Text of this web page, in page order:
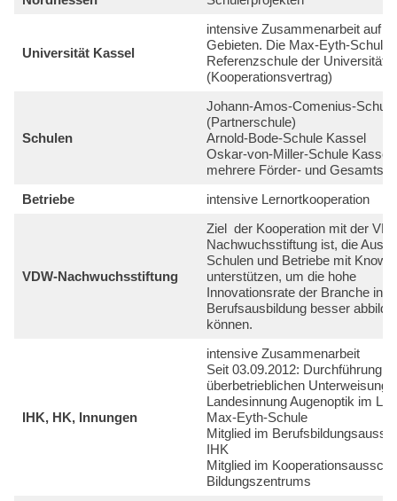
Kompetenzen
Universität Kassel
intensive Zusammenarbeit auf
Gebieten. Die Max-Eyth-Schule
Referenzschule der Universität
(Kooperationsvertrag)
Schulen
Johann-Amos-Comenius-
(Partnerschule)
Arnold-Bode-Schule Kassel
Oskar-von-Miller-Schule Kassel
mehrere Förder- und
Betriebe
intensive Lernortkooperation
VDW-Nachwuchsstiftung
Ziel der Kooperation mit der
Nachwuchsstiftung ist, die
Schulen und Betriebe mit
unterstützen, um die hohe
Innovationsrate der Branche in
Berufsausbildung besser
können.
IHK, HK, Innungen
intensive Zusammenarbeit
Seit 03.09.2012: Durchführung
überbetrieblichen Unterweisung
Landesinnung Augenoptik im
Max-Eyth-Schule
Mitglied im
IHK
Mitglied im
Bildungszentrums